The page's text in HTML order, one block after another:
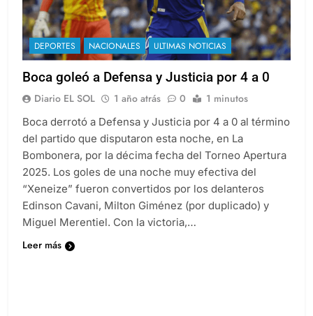
DEPORTES NACIONALES ULTIMAS NOTICIAS
Boca goleó a Defensa y Justicia por 4 a 0
Diario EL SOL 1 año atrás 0 1 minutos
Boca derrotó a Defensa y Justicia por 4 a 0 al término
del partido que disputaron esta noche, en La
Bombonera, por la décima fecha del Torneo Apertura
2025. Los goles de una noche muy efectiva del
“Xeneize” fueron convertidos por los delanteros
Edinson Cavani, Milton Giménez (por duplicado) y
Miguel Merentiel. Con la victoria,…
Leer más